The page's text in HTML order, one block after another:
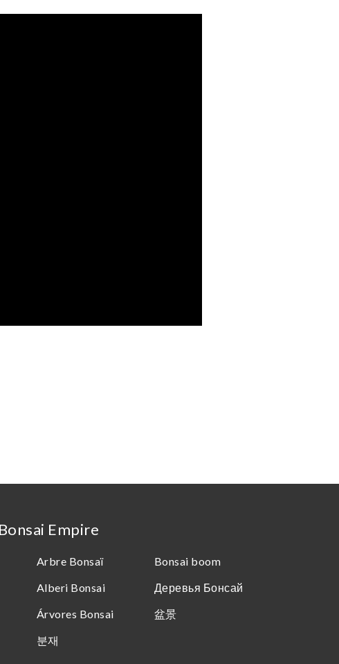
Empire
Arbre Bonsaï
Alberi Bonsai
Árvores Bonsai
분재
Bonsai boom
Деревья Бонсай
盆景